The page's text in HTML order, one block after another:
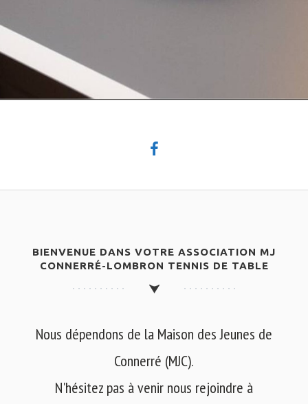
BIENVENUE DANS VOTRE ASSOCIATION MJ
CONNERRÉ-LOMBRON TENNIS DE TABLE
Nous dépendons de la Maison des Jeunes de
Connerré (MJC).
N'hésitez pas à venir nous rejoindre à